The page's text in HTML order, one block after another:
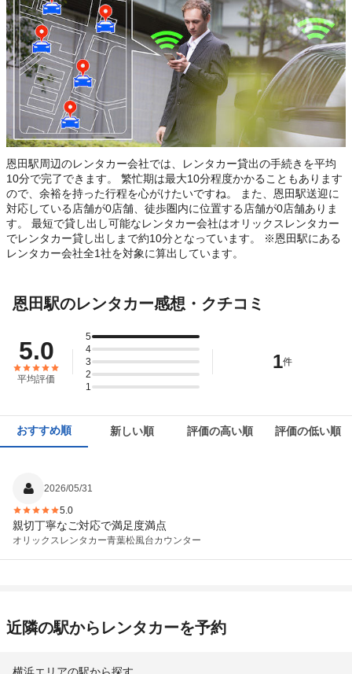
恩田駅周辺のレンタカー会社では、レンタカー貸出の手続きを平均
10分で完了できます。 繁忙期は最大10分程度かかることもあります
ので、余裕を持った行程を心がけたいですね。 また、恩田駅送迎に
対応している店舗が0店舗、徒歩圏内に位置する店舗が0店舗ありま
す。 最短で貸し出し可能なレンタカー会社はオリックスレンタカー
でレンタカー貸し出しまで約10分となっています。 ※恩田駅にある
レンタカー会社全1社を対象に算出しています。
恩田駅のレンタカー感想・クチコミ
5.0
平均評価
5
4
3
2
1
1件
おすすめ順 新しい順 評価の高い順 評価の低い順
2026/05/31
5.0
親切丁寧なご対応で満足度満点
オリックスレンタカー青葉松風台カウンター
近隣の駅からレンタカーを予約